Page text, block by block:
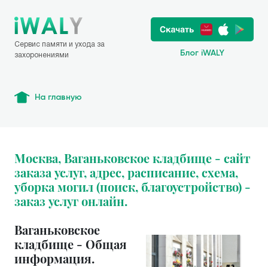
Сервис памяти и ухода за
захоронениями
Блог iWALY
На главную
Москва, Ваганьковское кладбище - сайт
заказа услуг, адрес, расписание, схема,
уборка могил (поиск, благоустройство) -
заказ услуг онлайн.
Ваганьковское
кладбище - Общая
информация.